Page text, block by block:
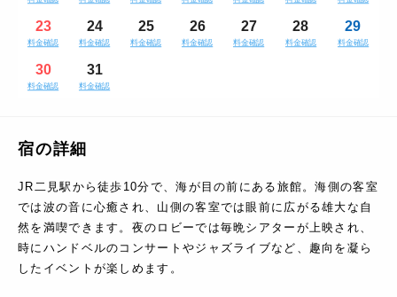
23
料金確認
24
料金確認
25
料金確認
26
料金確認
27
料金確認
28
料金確認
29
料金確認
30
料金確認
31
料金確認
宿の詳細
JR二見駅から徒歩10分で、海が目の前にある旅館。海側の客室
では波の音に心癒され、山側の客室では眼前に広がる雄大な自
然を満喫できます。夜のロビーでは毎晩シアターが上映され、
時にハンドベルのコンサートやジャズライブなど、趣向を凝ら
したイベントが楽しめます。